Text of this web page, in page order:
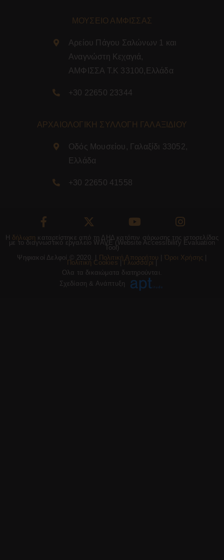
ΜΟΥΣΕΙΟ ΑΜΦΙΣΣΑΣ
Αρείου Πάγου Σαλώνων 1 και
Αναγνώστη Κεχαγιά,
ΑΜΦΙΣΣΑ Τ.Κ 33100,Ελλάδα
+30 22650 23344
ΑΡΧΑΙΟΛΟΓΙΚΗ ΣΥΛΛΟΓΗ ΓΑΛΑΞΙΔΙΟΥ
Οδός Μουσείου, Γαλαξίδι 33052,
Ελλάδα
+30 22650 41558
Η δήλωση καταρτίστηκε από τη ΔΗΔ κατόπιν σάρωσης της ιστοσελίδας
με το διαγνωστικό εργαλείο WAVE (Website Accessibility Evaluation
Tool)
Ψηφιακοί Δελφοί © 2020. |
Πολιτική Απορρήτου Όροι Χρήσης
Πολιτική Cookies | Γλωσσάρι
Ολα τα δικαιώματα διατηρούνται.
Σχεδίαση & Ανάπτυξη